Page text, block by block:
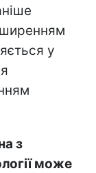
у
з
може